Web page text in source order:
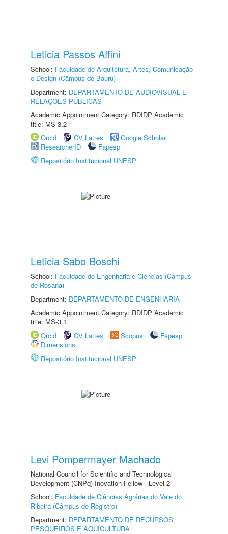
Leticia Passos Affini
School: Faculdade de Arquitetura, Artes, Comunicação
e Design (Câmpus de Bauru)
Department: DEPARTAMENTO DE AUDIOVISUAL E
RELAÇÕES PÚBLICAS
Academic Appointment Category: RDIDP Academic
title: MS-3.2
Orcid
CV Lattes
Google Scholar
ResearcherID
Fapesp
Repositório Institucional UNESP
Leticia Sabo Boschi
School: Faculdade de Engenharia e Ciências (Câmpus
de Rosana)
Department: DEPARTAMENTO DE ENGENHARIA
Academic Appointment Category: RDIDP Academic
title: MS-3.1
Orcid
CV Lattes Scopus
Fapesp
Dimensions
Repositório Institucional UNESP
Levi Pompermayer Machado
National Council for Scientific and Technological
Development (CNPq) Inovation Fellow - Level 2
School: Faculdade de Ciências Agrárias do Vale do
Ribeira (Câmpus de Registro)
Department: DEPARTAMENTO DE RECURSOS
PESQUEIROS E AQUICULTURA